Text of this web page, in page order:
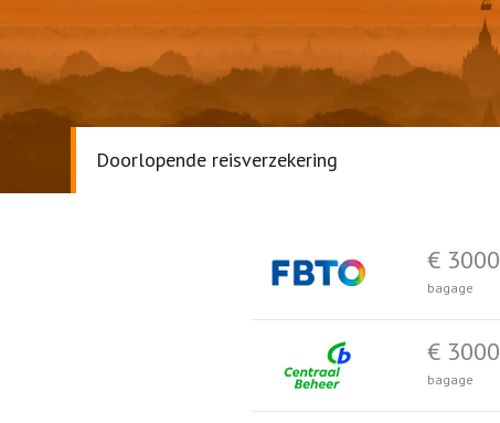
Doorlopende reisverzekering
€ 3000
bagage
€ 3000
bagage